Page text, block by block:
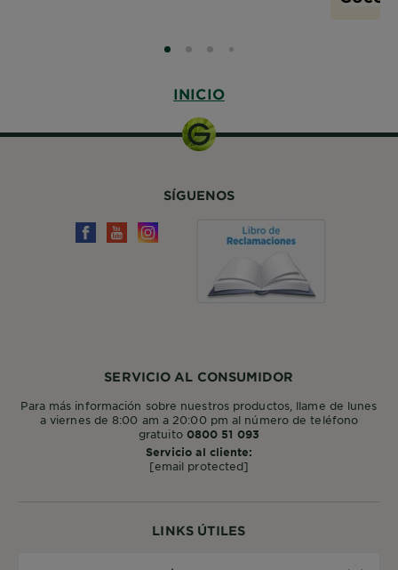
SLIDE 0
SLIDE 1
SLIDE 2
SLIDE 3
INICIO
LINKS ÚTILES
SERVICIO AL CONSUMIDOR
Para más información sobre nuestros productos, llame de lunes
a viernes de 8:00 am a 20:00 pm al número de teléfono
gratuito 0800 51 093
Servicio al cliente:
[email protected]
SÍGUENOS